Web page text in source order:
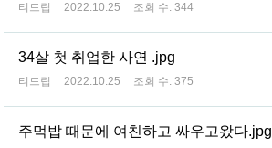
티드립 2022.10.25 조회 수: 344
34살 첫 취업한 사연 .jpg
티드립 2022.10.25 조회 수: 375
주먹밥 때문에 여친하고 싸우고왔다.jpg